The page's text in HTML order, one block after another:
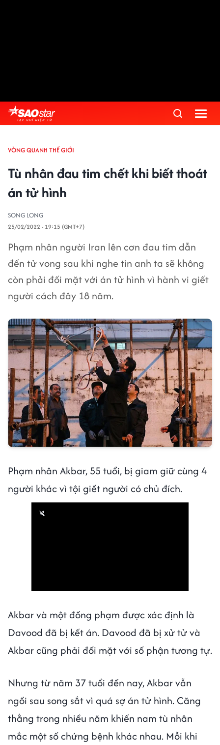
VÒNG QUANH THẾ GIỚI
Tù nhân đau tim chết khi biết thoát
án tử hình
SONG LONG
25/02/2022 - 19:15 (GMT+7)
Phạm nhân người Iran lên cơn đau tim dẫn
đến tử vong sau khi nghe tin anh ta sẽ không
còn phải đối mặt với án tử hình vì hành vi giết
người cách đây 18 năm.
Phạm nhân Akbar, 55 tuổi, bị giam giữ cùng 4
người khác vì tội giết người có chủ đích.
Akbar và một đồng phạm được xác định là
Davood đã bị kết án. Davood đã bị xử tử và
Akbar cũng phải đối mặt với số phận tương tự.
Nhưng từ năm 37 tuổi đến nay, Akbar vẫn
ngồi sau song sắt vì quá sợ án tử hình. Căng
thẳng trong nhiều năm khiến nam tù nhân
mắc một số chứng bệnh khác nhau. Mỗi khi